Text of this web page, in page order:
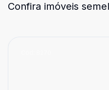
Confira imóveis